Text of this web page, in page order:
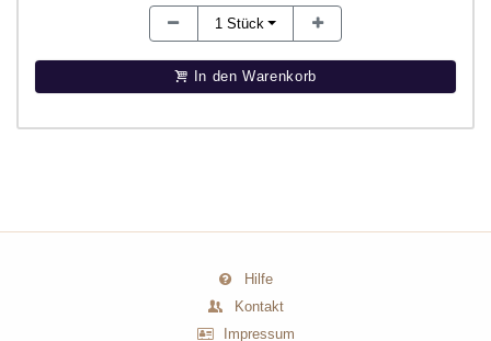
1 Stück
In den Warenkorb
Hilfe
Kontakt
Impressum